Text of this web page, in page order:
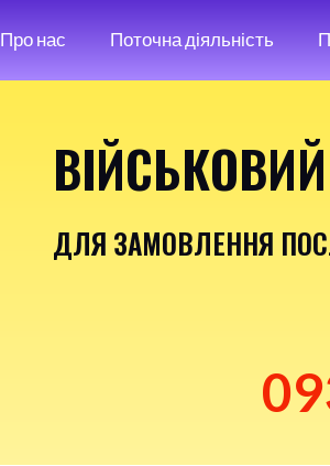
Про нас Поточна діяльність
ДЛЯ ЗАМОВЛЕННЯ